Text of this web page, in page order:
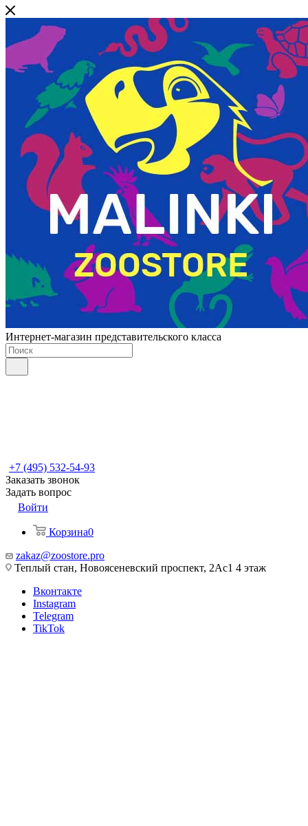
Интернет-магазин представительского класса
+7 (495) 532-54-93
Заказать звонок
Задать вопрос
Войти
Корзина0
zakaz@zoostore.pro
Теплый стан, Новоясеневский проспект, 2Ас1 4 этаж
Вконтакте
Instagram
Telegram
TikTok